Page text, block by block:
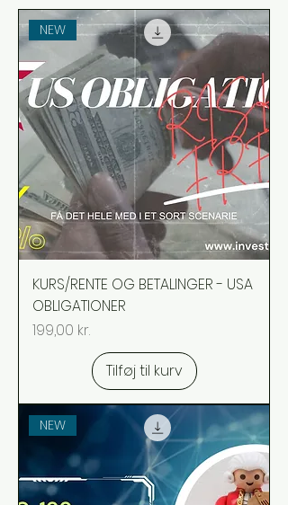
NEW
KURS/RENTE OG BETALINGER - USA
OBLIGATIONER
Price
199,00 kr.
Tilføj til kurv
NEW